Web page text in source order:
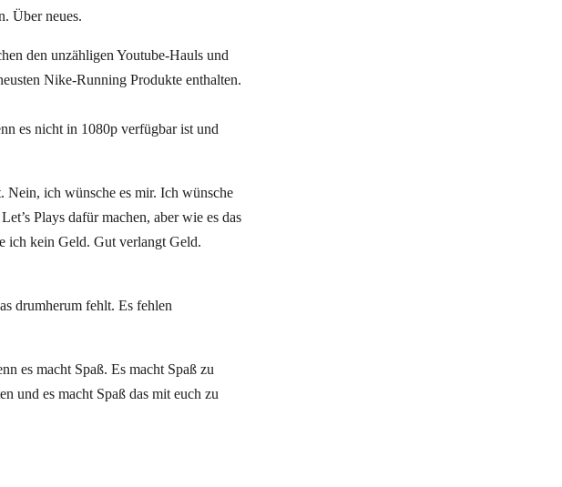
Über neues.
den unzähligen Youtube-Hauls und
Nike-Running Produkte enthalten.
es nicht in 1080p verfügbar ist und
Nein, ich wünsche es mir. Ich wünsche
Plays dafür machen, aber wie es das
ich kein Geld. Gut verlangt Geld.
drumherum fehlt. Es fehlen
es macht Spaß. Es macht Spaß zu
und es macht Spaß das mit euch zu